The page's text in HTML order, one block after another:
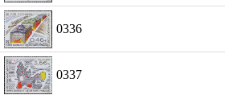
0336
0337